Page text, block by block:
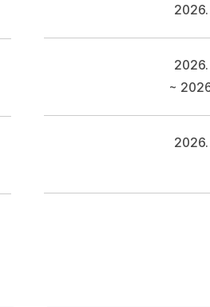
2026.
2026.
~
2026.